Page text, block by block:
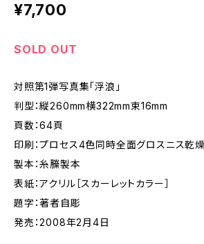
¥7,700
SOLD OUT
対照第1弾写真集「浮浪」
判型：縦260mm横322mm束16mm
頁数：64頁
印刷：プロセス4色同時全面グロスニス乾
製本：糸縢製本
表紙：アクリル［スカーレットカラー］
題字：著者自彫
発売：2008年2月4日